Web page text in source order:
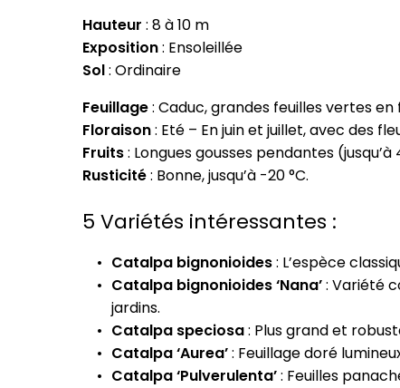
Hauteur : 8 à 10 m
Exposition: Ensoleillée
Sol: Ordinaire
Feuillage: Caduc, grandes feuilles vertes
Floraison: Eté – En juin et juillet, avec des
Fruits: Longues gousses pendantes (jusqu’à
Rusticité: Bonne, jusqu’à -20 °C.
5 Variétés intéressantes :
Catalpa bignonioides: L’espèce
Catalpa bignonioides ‘Nana’: Variété
jardins.
Catalpa speciosa: Plus grand et
Catalpa ‘Aurea’: Feuillage doré
Catalpa ‘Pulverulenta’: Feuilles